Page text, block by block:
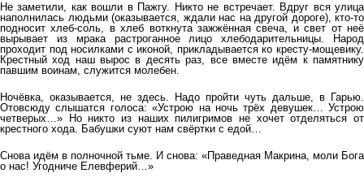
Не заметили, как вошли в Пажгу. Никто не встречает. Вдруг вся улица
наполнилась людьми (оказывается, ждали нас на другой дороге), кто-то
подносит хлеб-соль, в хлеб воткнута зажжённая свеча, и свет от неё
вырывает из мрака растроганное лицо хлебодарительницы. Народ
проходит под носилками с иконой, прикладывается ко кресту-мощевику.
Крестный ход наш вырос в десять раз, все вместе идём к памятнику
павшим воинам, служится молебен.
Ночёвка, оказывается, не здесь. Надо пройти чуть дальше, в Гарью.
Отовсюду слышатся голоса: «Устрою на ночь трёх девушек… Устрою
четверых…» Но никто из наших пилигримов не хочет отделяться от
крестного хода. Бабушки суют нам свёртки с едой…
Снова идём в полночной тьме. И снова: «Праведная Макрина, моли Бога
о нас! Угодниче Елевферий…»